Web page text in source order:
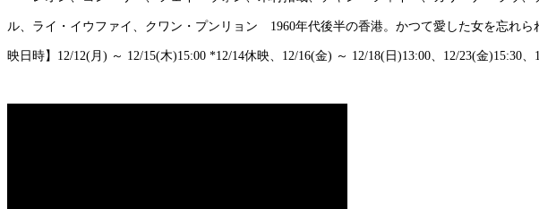
ル、ライ・イウファイ、クワン・プンリョン 1960年代後半の香港。かつて愛した女を忘れ
映日時】12/12(月) ～ 12/15(木)15:00 *12/14休映、12/16(金) ～ 12/18(日)13:00、12/23(金)15:30、